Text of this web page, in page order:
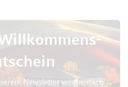
Newsletter wöchentlich